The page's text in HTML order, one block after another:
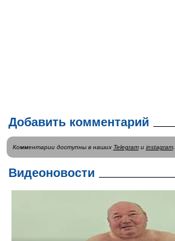
Добавить комментарий
Комментарии доступны в наших Telegramи instagram.
Видеоновости